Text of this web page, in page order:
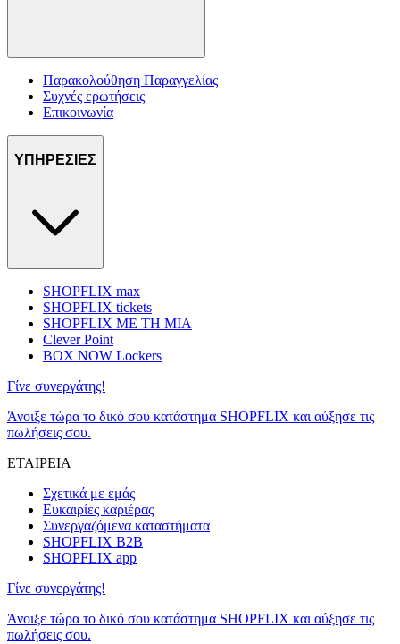
Παρακολούθηση Παραγγελίας
Συχνές ερωτήσεις
Επικοινωνία
ΥΠΗΡΕΣΙΕΣ
SHOPFLIX max
SHOPFLIX tickets
SHOPFLIX ΜΕ ΤΗ ΜΙΑ
Clever Point
BOX NOW Lockers
Γίνε συνεργάτης!
Άνοιξε τώρα το δικό σου κατάστημα SHOPFLIX και αύξησε τις
πωλήσεις σου.
ΕΤΑΙΡΕΙΑ
Σχετικά με εμάς
Ευκαιρίες καριέρας
Συνεργαζόμενα καταστήματα
SHOPFLIX B2B
SHOPFLIX app
Γίνε συνεργάτης!
Άνοιξε τώρα το δικό σου κατάστημα SHOPFLIX και αύξησε τις
πωλήσεις σου.